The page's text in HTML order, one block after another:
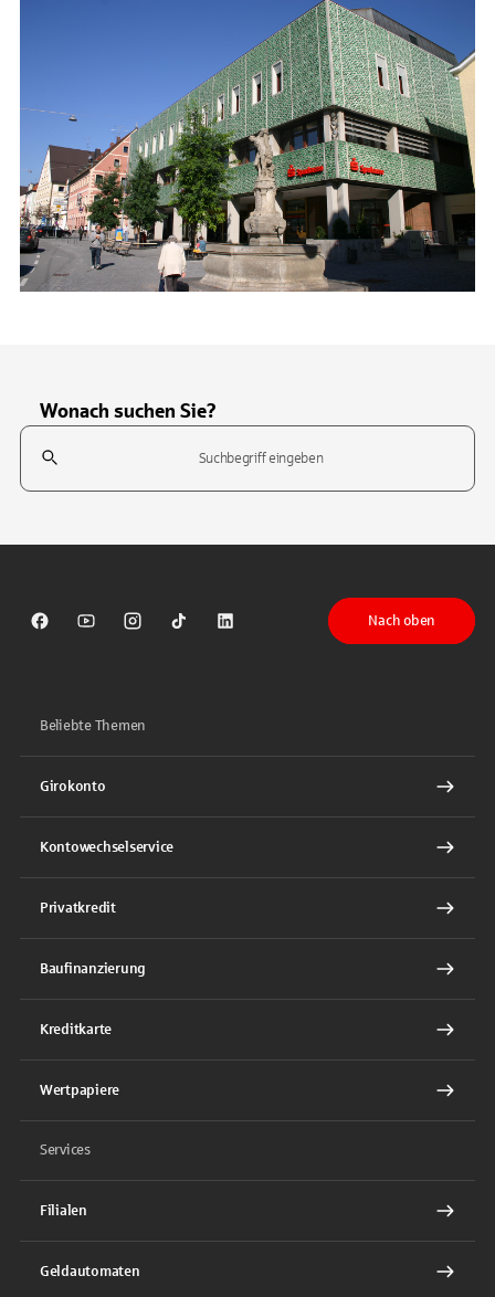
Wonach suchen Sie?
Suchfeld
Sparkasse auf Facebook
Sparkasse auf Youtube
Sparkasse auf Instagram
Sparkasse auf TikTok
Sparkasse auf LinkedIn
Nach oben
Beliebte Themen
Girokonto
Kontowechselservice
Privatkredit
Baufinanzierung
Kreditkarte
Wertpapiere
Services
Filialen
Geldautomaten